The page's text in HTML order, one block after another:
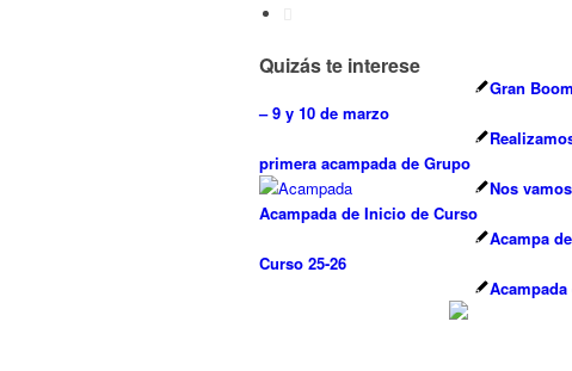
Quizás te interese
Gran
– 9 y 10 de marzo
primera acampada de Grupo
Nos
Acampada de Inicio de Curso
Acampa
Curso 25-26